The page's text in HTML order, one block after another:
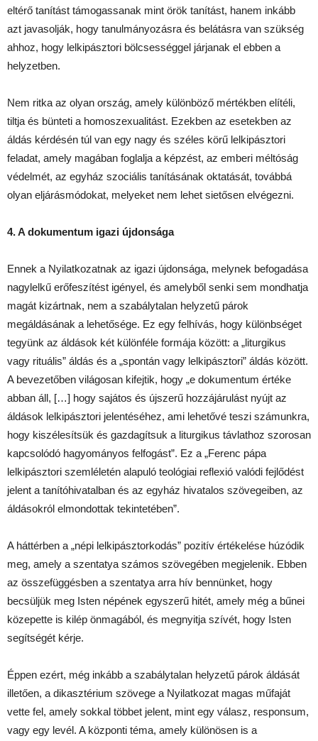
eltérő tanítást támogassanak mint örök tanítást, hanem inkább
azt javasolják, hogy tanulmányozásra és belátásra van szükség
ahhoz, hogy lelkipásztori bölcsességgel járjanak el ebben a
helyzetben.
Nem ritka az olyan ország, amely különböző mértékben elítéli,
tiltja és bünteti a homoszexualitást. Ezekben az esetekben az
áldás kérdésén túl van egy nagy és széles körű lelkipásztori
feladat, amely magában foglalja a képzést, az emberi méltóság
védelmét, az egyház szociális tanításának oktatását, továbbá
olyan eljárásmódokat, melyeket nem lehet sietősen elvégezni.
4. A dokumentum igazi újdonsága
Ennek a Nyilatkozatnak az igazi újdonsága, melynek befogadása
nagylelkű erőfeszítést igényel, és amelyből senki sem mondhatja
magát kizártnak, nem a szabálytalan helyzetű párok
megáldásának a lehetősége. Ez egy felhívás, hogy különbséget
tegyünk az áldások két különféle formája között: a „liturgikus
vagy rituális” áldás és a „spontán vagy lelkipásztori” áldás között.
A bevezetőben világosan kifejtik, hogy „e dokumentum értéke
abban áll, […] hogy sajátos és újszerű hozzájárulást nyújt az
áldások lelkipásztori jelentéséhez, ami lehetővé teszi számunkra,
hogy kiszélesítsük és gazdagítsuk a liturgikus távlathoz szorosan
kapcsolódó hagyományos felfogást”. Ez a „Ferenc pápa
lelkipásztori szemléletén alapuló teológiai reflexió valódi fejlődést
jelent a tanítóhivatalban és az egyház hivatalos szövegeiben, az
áldásokról elmondottak tekintetében”.
A háttérben a „népi lelkipásztorkodás” pozitív értékelése húzódik
meg, amely a szentatya számos szövegében megjelenik. Ebben
az összefüggésben a szentatya arra hív bennünket, hogy
becsüljük meg Isten népének egyszerű hitét, amely még a bűnei
közepette is kilép önmagából, és megnyitja szívét, hogy Isten
segítségét kérje.
Éppen ezért, még inkább a szabálytalan helyzetű párok áldását
illetően, a dikasztérium szövege a Nyilatkozat magas műfaját
vette fel, amely sokkal többet jelent, mint egy válasz, responsum,
vagy egy levél. A központi téma, amely különösen is a